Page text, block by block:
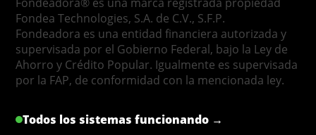
Fondea Technologies, S.A. de C.V., S.F.P.
Fondeadora es una entidad financiera autorizada y
supervisada por el Gobierno Federal, bajo la Ley de
Ahorro y Crédito Popular. Igualmente es supervisada
por la FAP, de conformidad con la mencionada ley.
Todos los sistemas funcionando →